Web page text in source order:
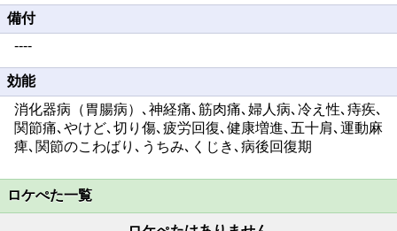
備付
----
効能
消化器病（胃腸病）､神経痛､筋肉痛､婦人病､冷え性､痔疾､
関節痛､やけど､切り傷､疲労回復､健康増進､五十肩､運動麻
痺､関節のこわばり､うちみ､くじき､病後回復期
ロケぺた一覧